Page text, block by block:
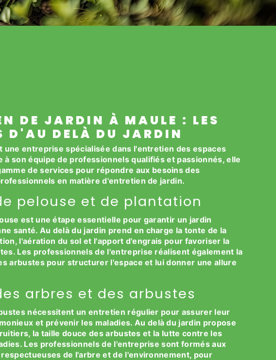
DE JARDIN À MAULE : LES
D'AU DELÀ DU JARDIN
une entreprise spécialisée dans l'entretien des espaces
à son équipe de professionnels qualifiés et passionnés, elle
de services pour répondre aux besoins des
en matière d'entretien de jardin.
pelouse et de plantation
est une étape essentielle pour garantir un jardin
santé. Au delà du jardin prend en charge la tonte de la
l'aération du sol et l'apport d'engrais pour favoriser la
Les professionnels de l'entreprise réalisent également la
arbustes pour structurer l'espace et lui donner une allure
arbres et des arbustes
nécessitent un entretien régulier pour assurer leur
et prévenir les maladies. Au delà du jardin propose
la taille douce des arbustes et la lutte contre les
Les professionnels de l'entreprise sont formés aux
de l'arbre et de l'environnement, pour